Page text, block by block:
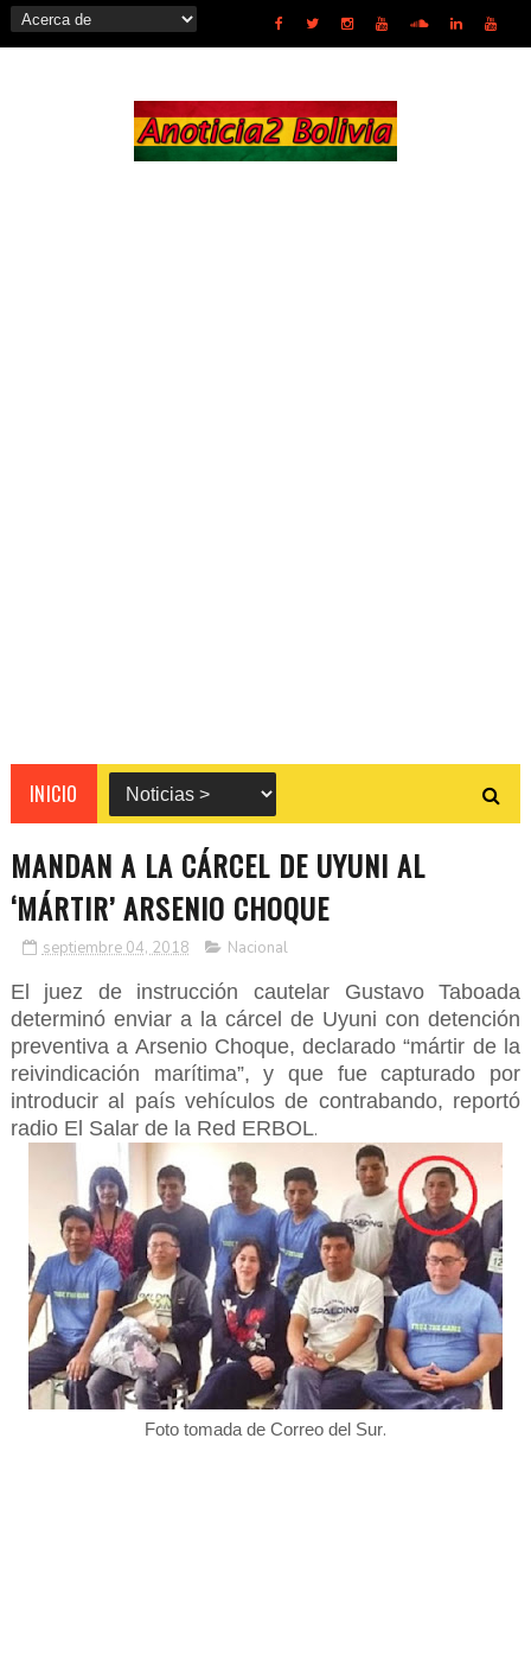
INICIO
MANDAN A LA CÁRCEL DE UYUNI AL
‘MÁRTIR’ ARSENIO CHOQUE
septiembre 04, 2018 Nacional
El juez de instrucción cautelar Gustavo Taboada
determinó enviar a la cárcel de Uyuni con detención
preventiva a Arsenio Choque, declarado “mártir de la
reivindicación marítima”, y que fue capturado por
introducir al país vehículos de contrabando, reportó
radio El Salar de la Red ERBOL.
Foto tomada de Correo del Sur.